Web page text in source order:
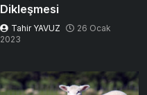
Dikleşmesi
Tahir YAVUZ
26 Ocak
2023